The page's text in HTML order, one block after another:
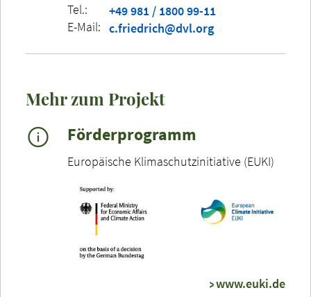
Tel.:
+49 981 / 1800 99-11
E-Mail: c.friedrich@dvl.org
Mehr zum Projekt
Förderprogramm
Europäische Klimaschutzinitiative (EUKI)
www.euki.de